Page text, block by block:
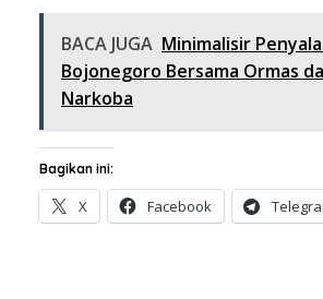
BACA JUGA Minimalisir
Bojonegoro Bersama Ormas
Narkoba
Bagikan ini:
X Facebook